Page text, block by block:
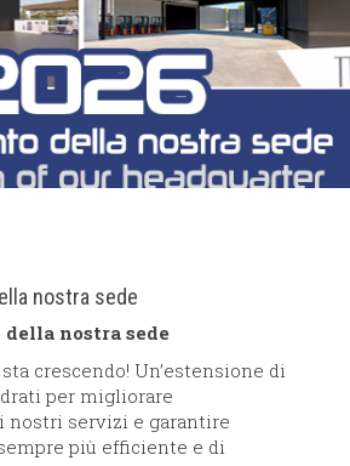
nostra sede
nostra sede
crescendo! Un’estensione di
per migliorare
servizi e garantire
più efficiente e di